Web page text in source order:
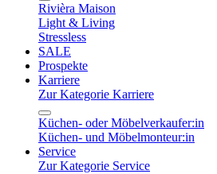
Rivièra Maison
Light & Living
Stressless
SALE
Prospekte
Karriere
Zur Kategorie Karriere
Küchen- oder Möbelverkaufer:in
Küchen- und Möbelmonteur:in
Service
Zur Kategorie Service